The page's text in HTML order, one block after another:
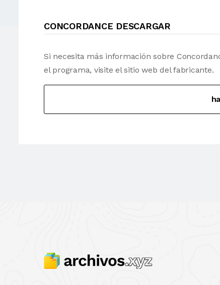
CONCORDANCE DESCARGAR
Si necesita más información sobre
el programa, visite el sitio web del fabricante.